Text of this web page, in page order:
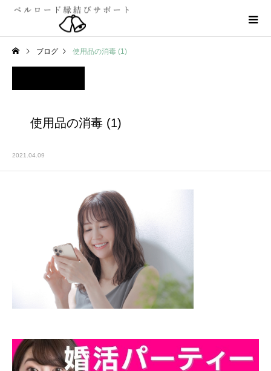
ブログ 使用品の消毒 (1)
使用品の消毒 (1)
2021.04.09